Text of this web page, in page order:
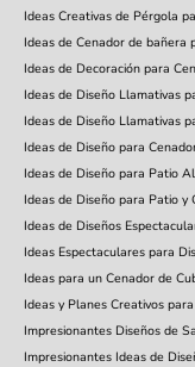
Ideas Creativas de Pérgola
Ideas de Cenador de bañera
Ideas de Decoración para
Ideas de Diseño Llamativas
Ideas de Diseño Llamativas
Ideas de Diseño para
Ideas de Diseño para Patio
Ideas de Diseño para Patio
Ideas de Diseños
Ideas Espectaculares para
Ideas para un Cenador de
Ideas y Planes Creativos
Impresionantes Diseños de
Impresionantes Ideas de